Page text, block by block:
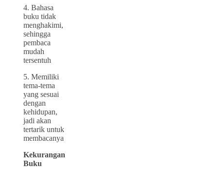
4. Bahasa
buku tidak
menghakimi,
sehingga
pembaca
mudah
tersentuh
5. Memiliki
tema-tema
yang sesuai
dengan
kehidupan,
jadi akan
tertarik untuk
membacanya
Kekurangan
Buku